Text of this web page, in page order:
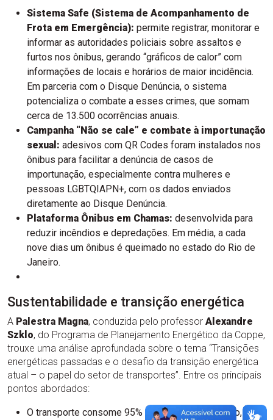
Sistema Safe (Sistema de Acompanhamento de
Frota em Emergência): permite registrar, monitorar e
informar as autoridades policiais sobre assaltos e
furtos nos ônibus, gerando “gráficos de calor” com
informações de locais e horários de maior incidência.
Em parceria com o Disque Denúncia, o sistema
potencializa o combate a esses crimes, que somam
cerca de 13.500 ocorrências anuais.
Campanha “Não se cale” e combate à importunação
sexual: adesivos com QR Codes foram instalados nos
ônibus para facilitar a denúncia de casos de
importunação, especialmente contra mulheres e
pessoas LGBTQIAPN+, com os dados enviados
diretamente ao Disque Denúncia.
Plataforma Ônibus em Chamas: desenvolvida para
reduzir incêndios e depredações. Em média, a cada
nove dias um ônibus é queimado no estado do Rio de
Janeiro.
Sustentabilidade e transição energética
A Palestra Magna, conduzida pelo professor Alexandre
Szklo, do Programa de Planejamento Energético da Coppe,
trouxe uma análise aprofundada sobre o tema “Transições
energéticas passadas e o desafio da transição energética
atual – o papel do setor de transportes”. Entre os principais
pontos abordados:
O transporte consome 95% do petróleo produzido, com